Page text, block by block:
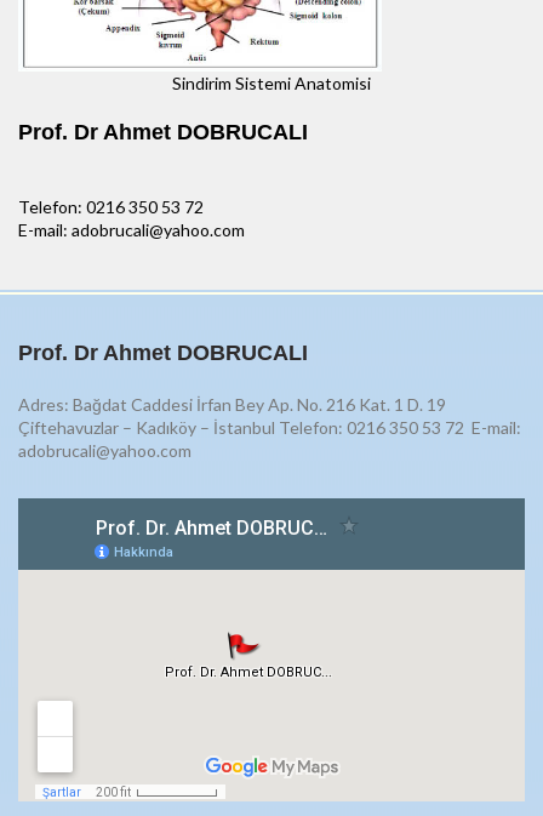
Sindirim Sistemi Anatomisi
Prof. Dr Ahmet DOBRUCALI
Telefon: 0216 350 53 72
E-mail: adobrucali@yahoo.com
Prof. Dr Ahmet DOBRUCALI
Adres: Bağdat Caddesi İrfan Bey Ap. No. 216 Kat. 1 D. 19
Çiftehavuzlar – Kadıköy – İstanbul Telefon: 0216 350 53 72 E-mail:
adobrucali@yahoo.com